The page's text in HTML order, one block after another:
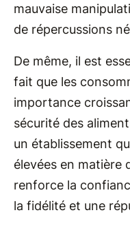
mauvaise
de répercussions
De même, il est
fait que les
importance
sécurité des
un établissement
élevées en matière
renforce la
la fidélité et une